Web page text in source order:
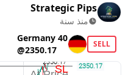
Strategic Pips
منذ سنة
SELL
Germany 40
@2350.17